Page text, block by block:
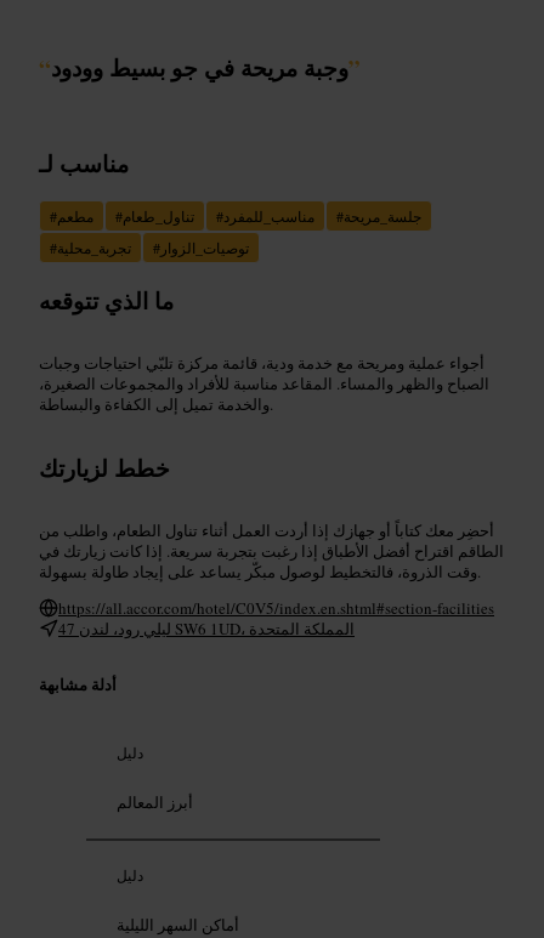
“وجبة مريحة في جو بسيط وودود”
مناسب لـ
#مطعم #تناول_طعام #مناسب_للمفرد #جلسة_مريحة
#تجربة_محلية # توصيات_الزوار
ما الذي تتوقعه
أجواء عملية ومريحة مع خدمة ودية، قائمة مركزة تلبّي احتياجات وجبات
الصباح والظهر والمساء. المقاعد مناسبة للأفراد والمجموعات الصغيرة،
والخدمة تميل إلى الكفاءة والبساطة.
خطط لزيارتك
أحضِر معك كتاباً أو جهازك إذا أردت العمل أثناء تناول الطعام، واطلب من
الطاقم اقتراح أفضل الأطباق إذا رغبت بتجربة سريعة. إذا كانت زيارتك في
وقت الذروة، فالتخطيط لوصول مبكّر يساعد على إيجاد طاولة بسهولة.
https://all.accor.com/hotel/C0V5/index.en.shtml#section-facilities
47 ليلي رود، لندن SW6 1UD، المملكة المتحدة
أدلة مشابهة
دليل
أبرز المعالم
دليل
أماكن السهر الليلية